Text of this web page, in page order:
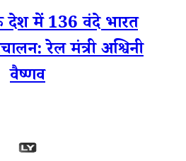
में 136 वंदे भारत
रेल मंत्री अश्विनी
वैष्णव